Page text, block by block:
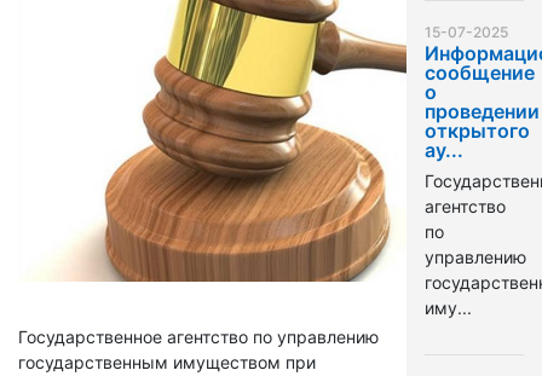
Государственное агентство по управлению
государственным имуществом при
15-07-2025
сообщение
о
проведении
открытого
ау...
агентство
по
управлению
иму...